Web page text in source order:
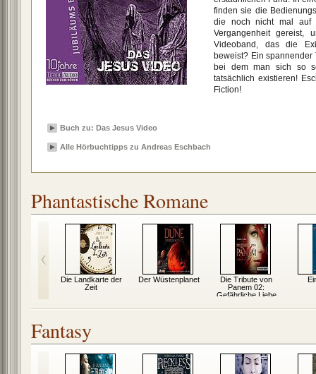
finden sie die
die noch nicht mal auf
Vergangenheit gereist,
Videoband, das die
beweist? Ein spannender
bei dem man sich so
tatsächlich existieren!
Fiction!
Buch zu: Das Jesus Video
Alle Hörbuchtipps zu Andreas Eschbach
Phantastische Romane
Die Landkarte der
Zeit
Der Wüstenplanet
Die Tribute von
Panem 02:
Gefährliche Liebe
Fantasy